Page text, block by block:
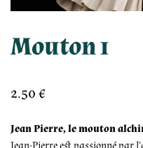
Mouton 1
2.50€
Jean Pierre, le mouton